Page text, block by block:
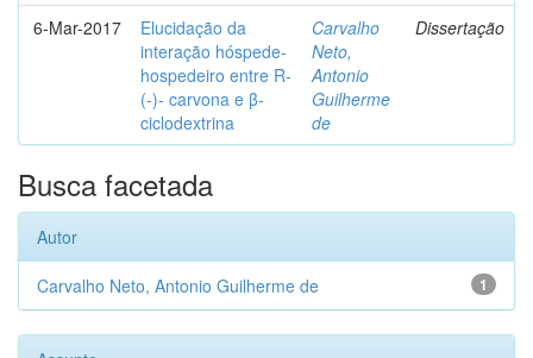
6-Mar-2017
Elucidação da
interação hóspede-
hospedeiro entre R-
(-)- carvona e β-
ciclodextrina
Carvalho
Neto,
Antonio
Guilherme
de
Dissertação
Busca facetada
Autor
1
Carvalho Neto, Antonio Guilherme de